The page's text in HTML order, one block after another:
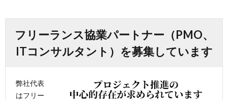
フリーランス協業パートナー（PMO、
ITコンサルタント）を募集しています
弊社代表
はフリー